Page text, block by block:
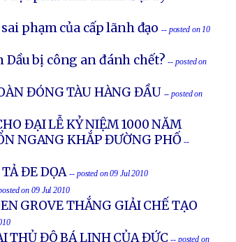
phạm của cấp lãnh đạo-- posted on 10
Dầu bị công an đánh chết? -- posted on
ĐÓNG TÀU HÀNG ĐẦU -- posted on
ĐẠI LỄ KỶ NIỆM 1000 NĂM
NGANG KHẮP ĐƯỜNG PHỐ--
ĐE DỌA -- posted on 09 Jul 2010
on 09 Jul 2010
GROVE THẮNG GIẢI CHẾ TẠO
THỦ ĐÔ BÁ LINH CỦA ĐỨC -- posted on